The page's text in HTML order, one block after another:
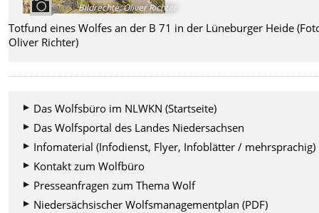
Bildrechte:Oliver Richter
Totfund eines Wolfes an der B 71 in der Lüneburger Heide
Oliver Richter)
Das Wolfsbüro im NLWKN (Startseite)
Das Wolfsportal des Landes Niedersachsen
Infomaterial (Infodienst, Flyer, Infoblätter / mehrsprachig)
Kontakt zum Wolfbüro
Presseanfragen zum Thema Wolf
Niedersächsischer Wolfsmanagementplan (PDF)